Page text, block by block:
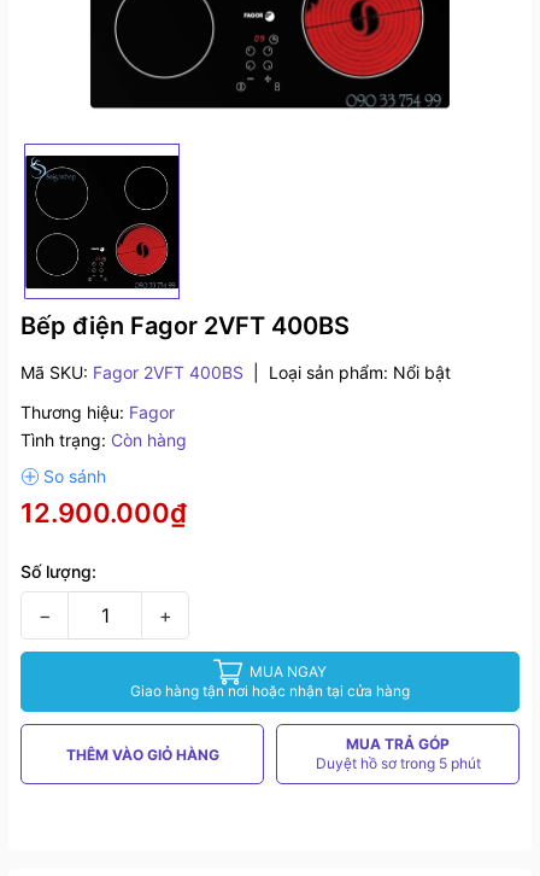
Bếp điện Fagor 2VFT 400BS
Mã SKU: Fagor 2VFT 400BS Loại sản phẩm: Nổi bật
Thương hiệu: Fagor
Tình trạng: Còn hàng
12.900.000₫
Số lượng:
− +
MUA NGAY
Giao hàng tận nơi hoặc nhận tại cửa hàng
THÊM VÀO GIỎ HÀNG
MUA TRẢ GÓP
Duyệt hồ sơ trong 5 phút